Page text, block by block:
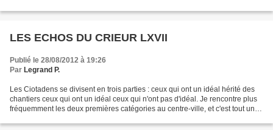
LES ECHOS DU CRIEUR LXVII
Publié le 28/08/2012 à 19:26
Par Legrand P.
Les Ciotadens se divisent en trois parties : ceux qui ont un idéal hérité des
chantiers ceux qui ont un idéal ceux qui n'ont pas d'idéal. Je rencontre plus
fréquemment les deux premières catégories au centre-ville, et c'est tout un